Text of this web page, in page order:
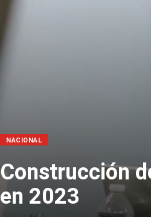
NACIONAL
Construcción
en 2023